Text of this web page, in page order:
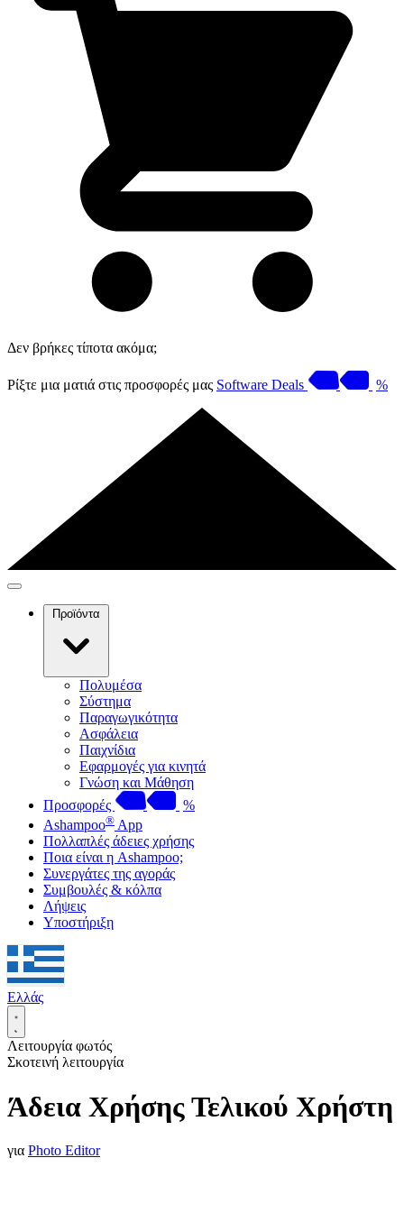
Δεν βρήκες τίποτα ακόμα;
Ρίξτε μια ματιά στις προσφορές μας Software Deals %
Προϊόντα
Πολυμέσα
Σύστημα
Παραγωγικότητα
Ασφάλεια
Παιχνίδια
Εφαρμογές για κινητά
Γνώση και Μάθηση
Προσφορές
%
Ashampoo® App
Πολλαπλές άδειες χρήσης
Ποια είναι η Ashampoo;
Συνεργάτες της αγοράς
Συμβουλές & κόλπα
Λήψεις
Υποστήριξη
Ελλάς
Λειτουργία φωτός
Σκοτεινή λειτουργία
Άδεια Χρήσης Τελικού Χρήστη
για Photo Editor